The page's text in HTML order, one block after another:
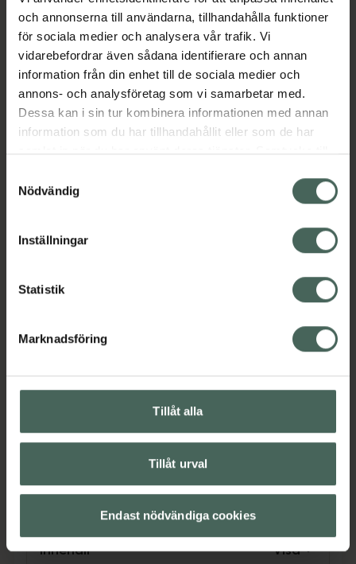
och annonserna till användarna, tillhandahålla funktioner
för sociala medier och analysera vår trafik. Vi
vidarebefordrar även sådana identifierare och annan
information från din enhet till de sociala medier och
annons- och analysföretag som vi samarbetar med.
Dessa kan i sin tur kombinera informationen med annan
information som du har tillhandahållit eller som de har
samlat in när du har använt deras tjänster. Samtycke till
återkalla ditt samtycke via webbplatsens
cookieinställningar. Ett återkallat samtycke påverkar inte
lagligheten av behandling som skett innan återkallelsen.
Nödvändig
Inställningar
Statistik
Marknadsföring
Tillåt alla
Tillåt urval
Endast nödvändiga cookies
Denna uppladdningsbara produkt är gjord av
100 % kroppssäkert silikon och är vattentät.
Den har en sammetslen touch som din kropp
förtjänar och utstrålar modern sensualitet.
PRODUKTDATA:
Längd: 18 cm / 11,10 cm
Batteri: Uppladdningsbar (Li-ion)
tim)
magnetisk USB-laddningskabel
04897106300402
Kategorier:
Sexleksaker
Vibratorer och stavar
Innehåll Visa